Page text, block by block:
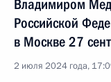
Владимиром
Российской
в Москве 27
2 июля 2024 года,